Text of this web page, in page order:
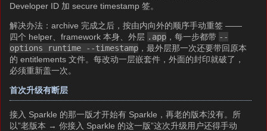
Developer ID 加 secure timestamp 签。
解决办法：archive 完成之后，按由内向外的顺序手动重签 ——
四个 helper、framework 本身、外层 .app ，每一步都带 --
options runtime --timestamp ，最外层那一次还要带回原本
的 entitlements 文件。每改动一层嵌套件，外面的封印就破了，
必须重新盖一次。
首次升级有断层
接入 Sparkle 的那一版才开始有 Sparkle，再老的版本没有。所
以”老版本 → 你接入 Sparkle 的这一版”这次升级用户还得手动